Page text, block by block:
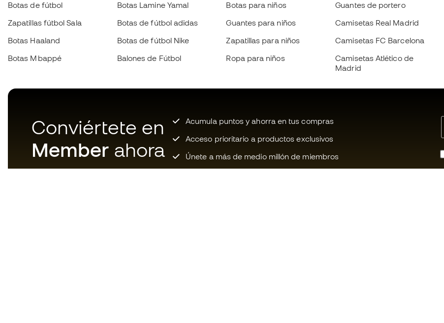
Botas de fútbol
Zapatillas fútbol Sala
Botas Haaland
Botas Mbappé
Botas Lamine Yamal
Botas de fútbol adidas
Botas de fútbol Nike
Balones de Fútbol
Botas para niños
Guantes para niños
Zapatillas para niños
Ropa para niños
Guantes de portero
Camisetas Real Madrid
Camisetas FC Barcelona
Camisetas Atlético de
Madrid
Conviértete en
Member ahora
Acumula puntos y ahorra en tus compras
Acceso prioritario a productos exclusivos
Únete a más de medio millón de miembros